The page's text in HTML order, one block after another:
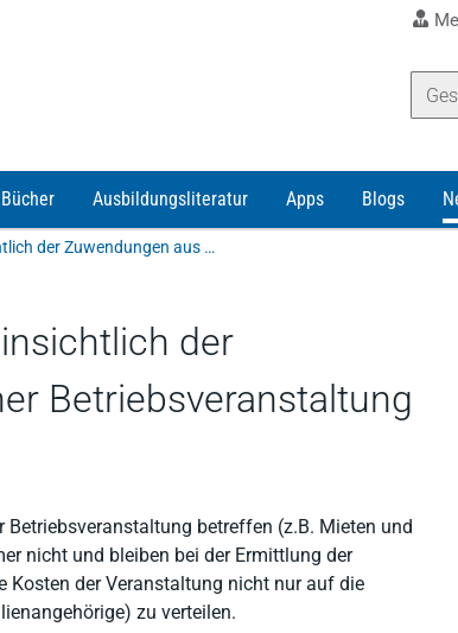
Bücher Ausbildungsliteratur Apps Blogs
Rechtsprechungsänderung hinsichtlich der Zuwendungen aus Anlass einer Betriebsveranstaltung als Arbeitslohn
der
Betriebsveranstaltung
betreffen (z.B. Mieten und
nicht und bleiben bei der Ermittlung der
der Veranstaltung nicht nur auf die
zu verteilen.